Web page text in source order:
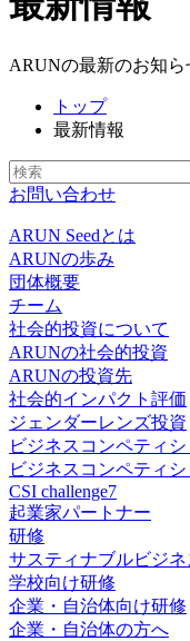
ARUNの最新のお知ら
トップ
最新情報
お問い合わせ
ARUN Seedとは
ARUNの歩み
団体概要
チーム
社会的投資について
ARUNの社会的投資
ARUNの投資先
社会的インパクト評価
ジェンダーレンズ投資
ビジネスコンペティシ
ビジネスコンペティシ
CSI challenge7
起業家パートナー
研修
サスティナブルビジ
学校向け研修
企業・自治体向け研修
企業・自治体の方へ